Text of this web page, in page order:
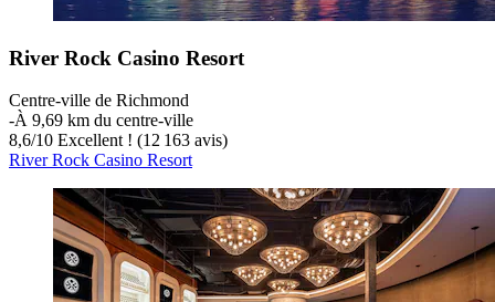
River Rock Casino Resort
Centre-ville de Richmond
‐À 9,69 km du centre-ville
8,6/10 Excellent ! (12 163 avis)
River Rock Casino Resort